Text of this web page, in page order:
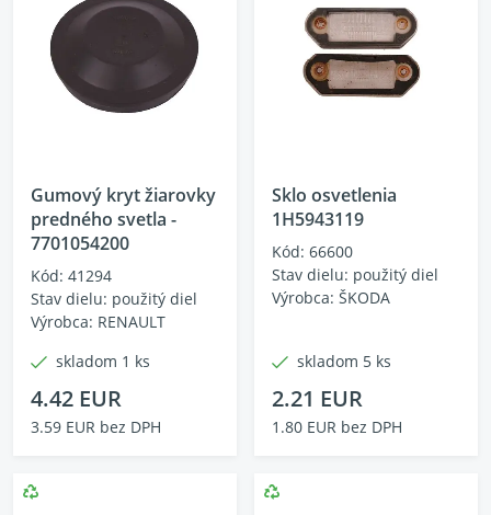
Gumový kryt žiarovky
predného svetla -
7701054200
Kód: 41294
Stav dielu: použitý diel
Výrobca: RENAULT
skladom 1 ks
4.42 EUR
3.59 EUR bez DPH
Sklo osvetlenia
1H5943119
Kód: 66600
Stav dielu: použitý diel
Výrobca: ŠKODA
skladom 5 ks
2.21 EUR
1.80 EUR bez DPH